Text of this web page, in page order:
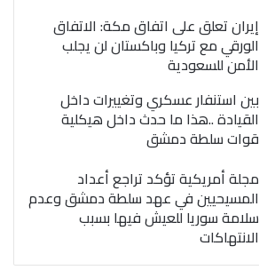
إيران تعلق على اتفاق مكة: الاتفاق
الورقي مع تركيا وباكستان لن يجلب
الأمن للسعودية
بين استنفار عسكري وتغييرات داخل
القيادة ..هذا ما حدث داخل هيكلية
قوات سلطة دمشق
مجلة أمريكية تؤكد تراجع أعداد
المسيحيين في عهد سلطة دمشق وعدم
سلامة سوريا للعيش فيها بسبب
الانتهاكات